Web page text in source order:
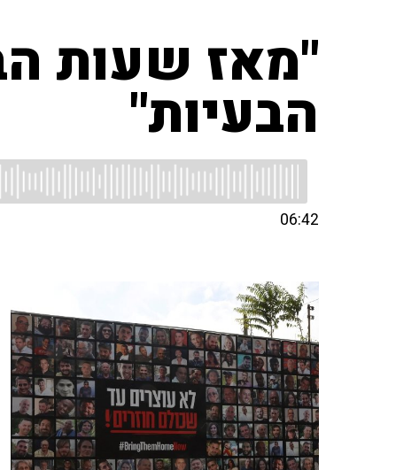
"מאז שעות
הבעיות"
06:42